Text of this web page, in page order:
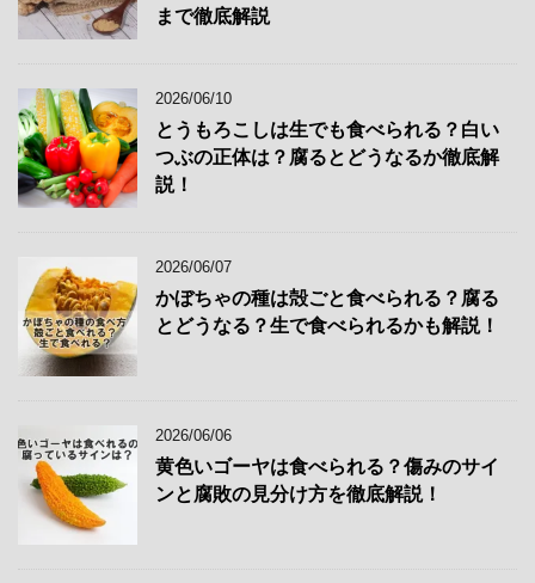
まで徹底解説
2026/06/10
とうもろこしは生でも食べられる？白い
つぶの正体は？腐るとどうなるか徹底解
説！
2026/06/07
かぼちゃの種は殻ごと食べられる？腐る
とどうなる？生で食べられるかも解説！
2026/06/06
黄色いゴーヤは食べられる？傷みのサイ
ンと腐敗の見分け方を徹底解説！